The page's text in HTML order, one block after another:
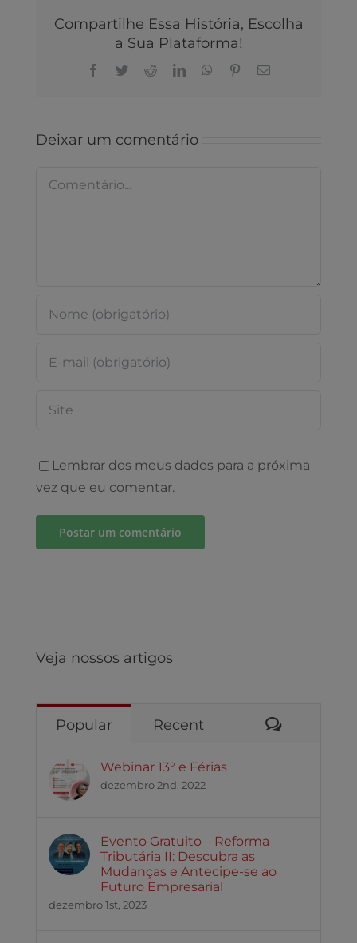
Compartilhe Essa História, Escolha
a Sua Plataforma!
Facebook
TwitterRedditLinkedInWhatsApp
Pinterest
E-
Deixar um comentário
Comentário
Lembrar dos meus dados para a próxima
vez que eu comentar.
Veja nossos artigos
Popular Recent
Webinar 13° e Férias
dezembro 2nd, 2022
Evento Gratuito – Reforma
Tributária II: Descubra as
Mudanças e Antecipe-se ao
Futuro Empresarial
dezembro 1st, 2023